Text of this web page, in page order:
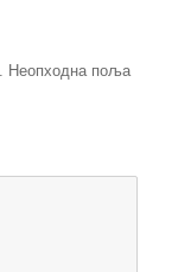
Неопходна поља